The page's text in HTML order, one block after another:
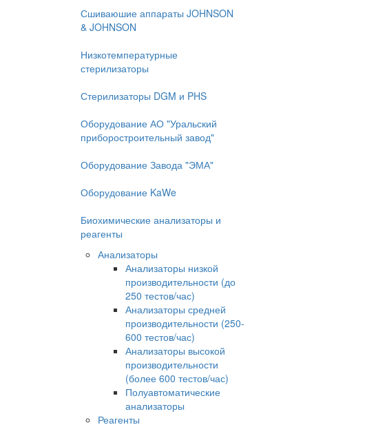
Сшиваюшие аппараты JOHNSON
& JOHNSON
Низкотемпературные
стерилизаторы
Стерилизаторы DGM и PHS
Оборудование АО "Уральский
приборостроительный завод"
Оборудование Завода "ЭМА"
Оборудование KaWe
Биохимические анализаторы и
реагенты
Анализаторы
Анализаторы низкой
производительности (до
250 тестов/час)
Анализаторы средней
производительности (250-
600 тестов/час)
Анализаторы высокой
производительности
(более 600 тестов/час)
Полуавтоматические
анализаторы
Реагенты